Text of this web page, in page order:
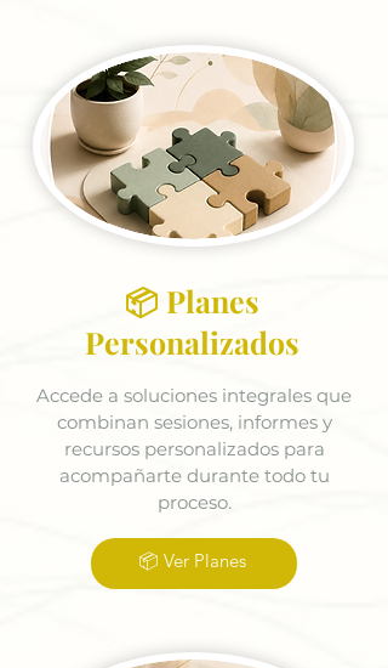
📦 Planes
Personalizados
Accede a soluciones integrales que
combinan sesiones, informes y
recursos personalizados para
acompañarte durante todo tu
proceso.
📦 Ver Planes